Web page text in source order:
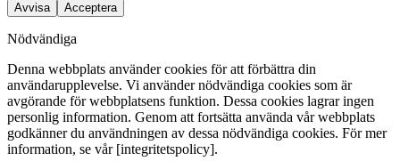
Avvisa Acceptera
Nödvändiga
Denna webbplats använder cookies för att förbättra din
användarupplevelse. Vi använder nödvändiga cookies som är
avgörande för webbplatsens funktion. Dessa cookies lagrar ingen
personlig information. Genom att fortsätta använda vår webbplats
godkänner du användningen av dessa nödvändiga cookies. För mer
information, se vår [integritetspolicy].